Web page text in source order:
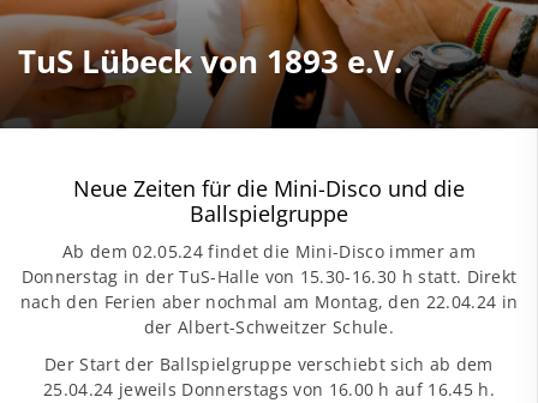
TuS Lübeck von 1893 e.V.
Neue Zeiten für die Mini-Disco und die
Ballspielgruppe
Ab dem 02.05.24 findet die Mini-Discoimmer am
Donnerstag in der TuS-Halle von 15.30-16.30 h statt. Direkt
nach den Ferien aber nochmal am Montag, den 22.04.24 in
der Albert-Schweitzer Schule.
Der Start der Ballspielgruppe verschiebt sich ab dem
25.04.24 jeweils Donnerstags von 16.00 h auf 16.45 h.